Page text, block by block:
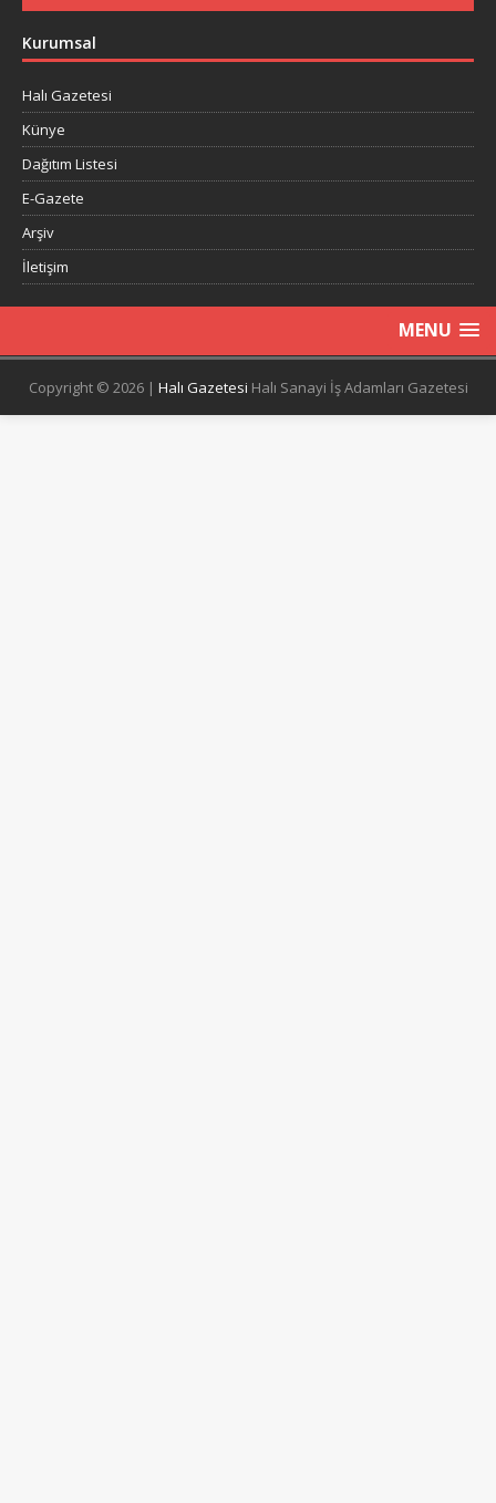
Kurumsal
Halı Gazetesi
Künye
Dağıtım Listesi
E-Gazete
Arşiv
İletişim
MENU
Copyright © 2026 | Halı Gazetesi Halı Sanayi İş Adamları Gazetesi